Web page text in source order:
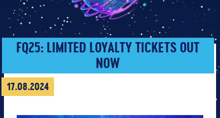
FQ25: LIMITED LOYALTY TICKETS OUT
NOW
17.08.2024